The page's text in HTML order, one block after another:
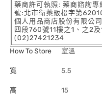
藥商許可執照: 藥商諮詢
號:北市衛藥販松字第
個人用品商店股份有限公
四段760號11樓之1、之2
(02)27421234
How To Store
室溫
寬 5.5
高 15